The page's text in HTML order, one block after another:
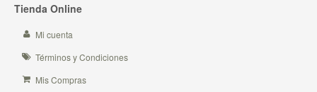
Tienda Online
Mi cuenta
Términos y Condiciones
Mis Compras